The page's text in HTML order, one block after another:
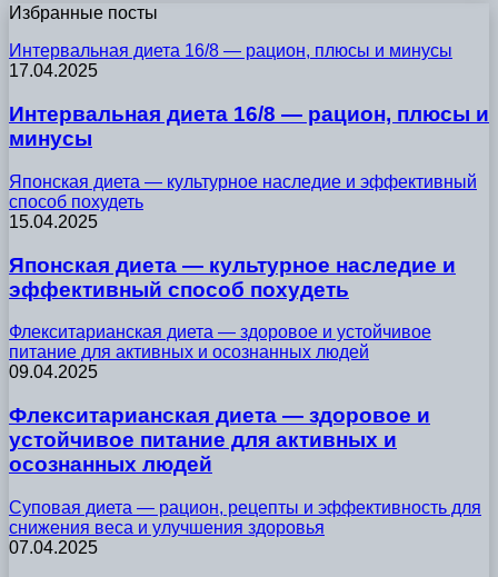
Избранные посты
Интервальная диета 16/8 — рацион, плюсы и минусы
17.04.2025
Интервальная диета 16/8 — рацион, плюсы и
минусы
Японская диета — культурное наследие и эффективный
способ похудеть
15.04.2025
Японская диета — культурное наследие и
эффективный способ похудеть
Флекситарианская диета — здоровое и устойчивое
питание для активных и осознанных людей
09.04.2025
Флекситарианская диета — здоровое и
устойчивое питание для активных и
осознанных людей
Суповая диета — рацион, рецепты и эффективность для
снижения веса и улучшения здоровья
07.04.2025